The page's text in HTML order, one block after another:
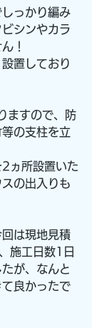
っかり編み
シンやカラ
！
置しており
ますので、防
の支柱を立
ヵ所設置いた
の出入りも
は現地見積
施工日数1日
が、なんと
良かったで